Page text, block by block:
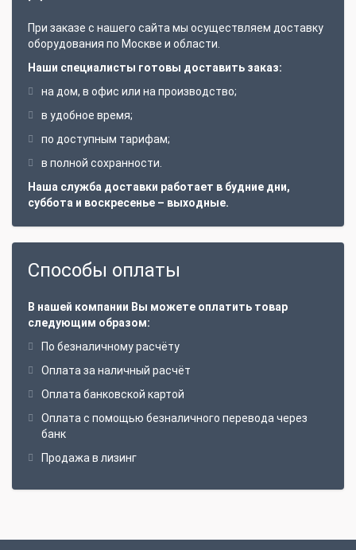
При заказе с нашего сайта мы осуществляем доставку
оборудования по Москве и области.
Наши специалисты готовы доставить заказ:
на дом, в офис или на производство;
в удобное время;
по доступным тарифам;
в полной сохранности.
Наша служба доставки работает в будние дни,
суббота и воскресенье – выходные.
Способы оплаты
В нашей компании Вы можете оплатить товар
следующим образом:
По безналичному расчёту
Оплата за наличный расчёт
Оплата банковской картой
Оплата с помощью безналичного перевода через
банк
Продажа в лизинг